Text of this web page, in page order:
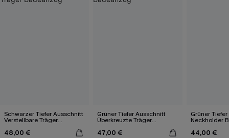
Schwarzer Tiefer Ausschnitt
Verstellbare Träger
48,00 €
Grüner Tiefer Ausschnitt
Überkreuzte Träger
47,00 €
Grüner
Neckholder
44,00 €